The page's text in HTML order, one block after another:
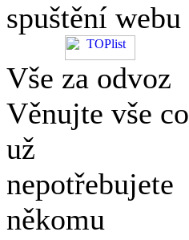
spuštění webu
Vše za odvoz
Věnujte vše co
už
nepotřebujete
někomu